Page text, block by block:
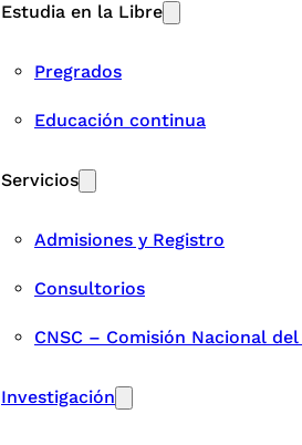
Estudia en la Libre
Pregrados
Educación continua
Servicios
Admisiones y Registro
Consultorios
CNSC – Comisión Nacional
Investigación